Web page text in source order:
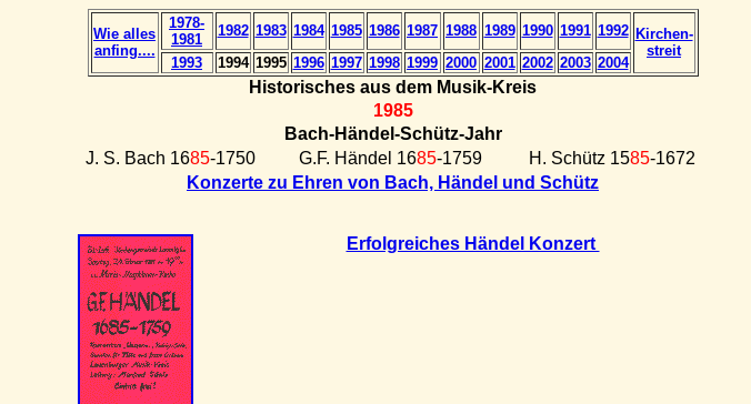
Wie alles
anfing....
1978-
1981
1982 1983 1984 1985 1986 1987 1988 1989 1990 1991 1992 Kirchen-
streit
1993 1994 1995 1996 1997 1998 1999 2000 2001 2002 2003 2004
Historisches aus dem Musik-Kreis
1985
Bach-Händel-Schütz-Jahr
J. S. Bach 1685-1750 G.F. Händel 1685-1759 H. Schütz 1585-1672
Konzerte zu Ehren von Bach, Händel und Schütz
Erfolgreiches Händel Konzert